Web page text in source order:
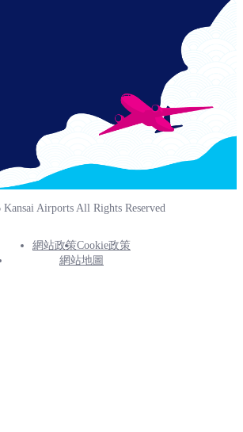
Airports All Rights Reserved
網站政策Cookie政策
網站地圖